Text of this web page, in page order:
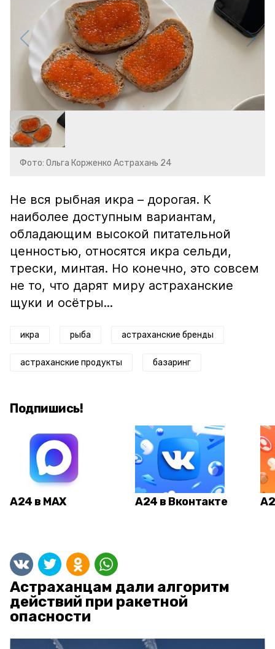
Фото: Ольга Корженко Астрахань 24
Не вся рыбная икра – дорогая. К
наиболее доступным вариантам,
обладающим высокой питательной
ценностью, относятся икра сельди,
трески, минтая. Но конечно, это совсем
не то, что дарят миру астраханские
щуки и осётры...
икра рыба астраханские бренды
астраханские продукты базаринг
Подпишись!
А24 в MAX А24 в Вконтакте
Астраханцам дали алгоритм
действий при ракетной
опасности